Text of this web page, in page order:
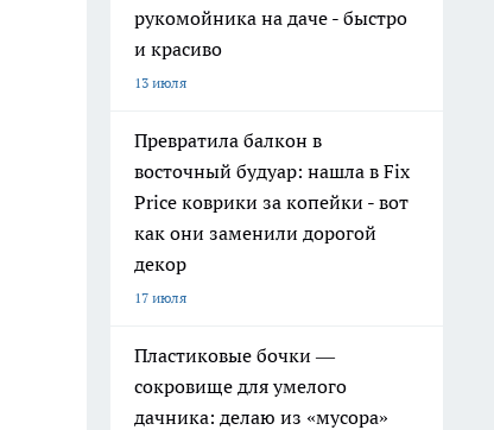
рукомойника на даче - быстро
и красиво
13 июля
Превратила балкон в
восточный будуар: нашла в Fix
Price коврики за копейки - вот
как они заменили дорогой
декор
17 июля
Пластиковые бочки —
сокровище для умелого
дачника: делаю из «мусора»